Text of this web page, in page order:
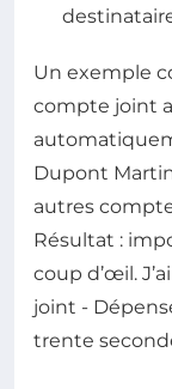
Un exemple
compte joint
Dupont
autres
Résultat :
coup d’œil.
joint -
trente